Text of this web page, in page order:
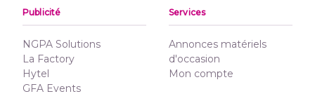
Publicité
NGPA Solutions
La Factory
Hytel
GFA Events
Services
Annonces matériels
d'occasion
Mon compte